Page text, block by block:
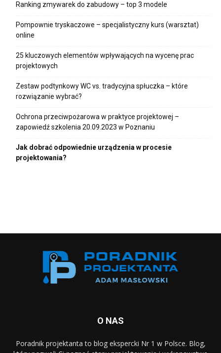
Ranking zmywarek do zabudowy – top 3 modele
Pompownie tryskaczowe – specjalistyczny kurs (warsztat)
online
25 kluczowych elementów wpływających na wycenę prac
projektowych
Zestaw podtynkowy WC vs. tradycyjna spłuczka – które
rozwiązanie wybrać?
Ochrona przeciwpożarowa w praktyce projektowej –
zapowiedź szkolenia 20.09.2023 w Poznaniu
Jak dobrać odpowiednie urządzenia w procesie
projektowania?
O NAS
Poradnik projektanta to blog ekspercki Nr 1 w Polsce. Blog,